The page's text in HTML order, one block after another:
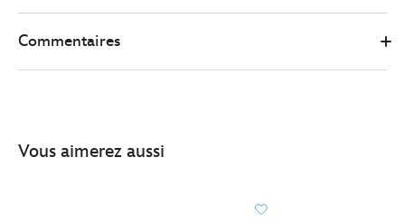
minnie-
raiponce-
http://schema.org/InStock
Commentaires
Vous aimerez aussi